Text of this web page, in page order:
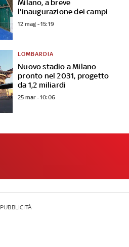
Milano, a breve
l'inaugurazione dei campi
12 mag - 15:19
Nuovo stadio a Milano
pronto nel 2031, progetto
da 1,2 miliardi
LOMBARDIA
25 mar - 10:06
PUBBLICITÀ